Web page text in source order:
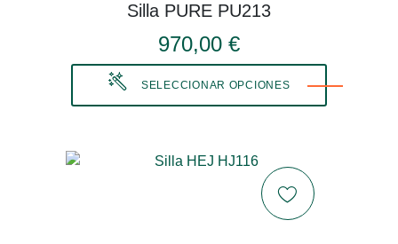
Silla PURE PU213
970,00 €
SELECCIONAR OPCIONES